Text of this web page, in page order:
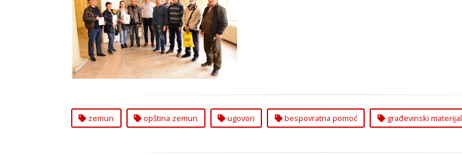
Uručeni Ugovori o
Bespovratnoj Pomoći u
Građevinskom Materijalu
Izbeglim Licima u Zemunu
zemun opština zemun ugovori bespovratna pomoć građevinski materijal